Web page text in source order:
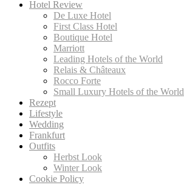
Hotel Review
De Luxe Hotel
First Class Hotel
Boutique Hotel
Marriott
Leading Hotels of the World
Relais & Châteaux
Rocco Forte
Small Luxury Hotels of the World
Rezept
Lifestyle
Wedding
Frankfurt
Outfits
Herbst Look
Winter Look
Cookie Policy